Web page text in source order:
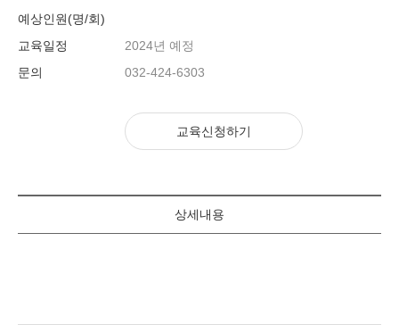
예상인원(명/회)
교육일정
2024년 예정
문의
032-424-6303
교육신청하기
상세내용